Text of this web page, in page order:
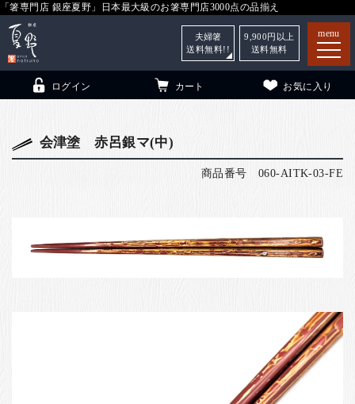
「箸専門店 銀座夏野」日本最大級のお箸専門店3000点の品揃え
menu
銀座夏野・箸長について
ログイン カート お気に入り
夫婦箸
送料無料!!
9,900 円以上
送料無料
会津塗 赤呂銀マ(中)
商品番号 060-AITK-03-FE